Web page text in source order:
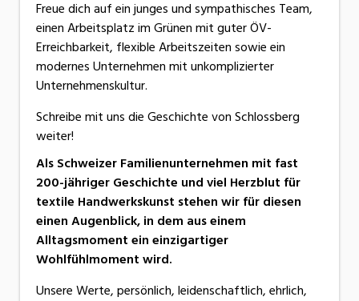
Freue dich auf ein junges und sympathisches Team,
einen Arbeitsplatz im Grünen mit guter ÖV-
Erreichbarkeit, flexible Arbeitszeiten sowie ein
modernes Unternehmen mit unkomplizierter
Unternehmenskultur.
Schreibe mit uns die Geschichte von Schlossberg
weiter!
Als Schweizer Familienunternehmen mit fast
200-jähriger Geschichte und viel Herzblut für
textile Handwerkskunst stehen wir für diesen
einen Augenblick, in dem aus einem
Alltagsmoment ein einzigartiger
Wohlfühlmoment wird.
Unsere Werte, persönlich, leidenschaftlich, ehrlich,